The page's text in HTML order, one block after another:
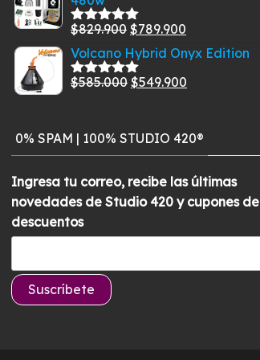
era:
es:
Valorado
5
$829.900 El
precio
original
era:
$789.900
precio
es:
Volcano Hybrid Onyx Edition
Valorado
$585.000 El
era:
$585.000.
$549.900
es:
$549.900.
0% SPAM | 100% STUDIO 420®
Ingresa tu correo, recibe las últimas
novedades de Studio 420 y cupones de
descuentos